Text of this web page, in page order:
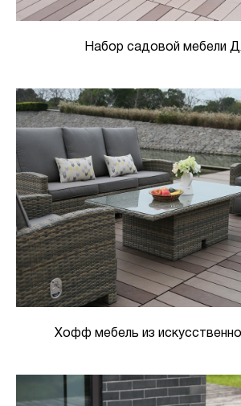
Набор садовой мебели
Хофф мебель из